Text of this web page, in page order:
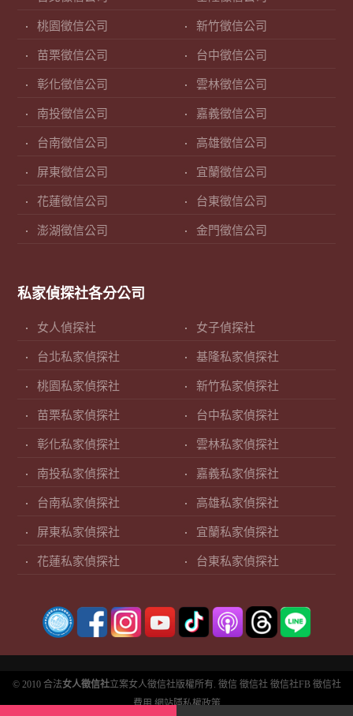
桃園徵信公司 新竹徵信公司
苗栗徵信公司 台中徵信公司
彰化徵信公司 雲林徵信公司
南投徵信公司 嘉義徵信公司
台南徵信公司 高雄徵信公司
屏東徵信公司 宜蘭徵信公司
花蓮徵信公司 台東徵信公司
澎湖徵信公司 金門徵信公司
私家偵探社各分公司
女人偵探社 女子偵探社
台北私家偵探社 基隆私家偵探社
桃園私家偵探社 新竹私家偵探社
苗栗私家偵探社 台中私家偵探社
彰化私家偵探社 雲林私家偵探社
南投私家偵探社 嘉義私家偵探社
台南私家偵探社 高雄私家偵探社
屏東私家偵探社 宜蘭私家偵探社
花蓮私家偵探社 台東私家偵探社
© 2010 合法女人徵信社立案女人徵信社版權所有. 徵信 徵信社 徵信社FB 徵信社
費用 網站隱私權政策